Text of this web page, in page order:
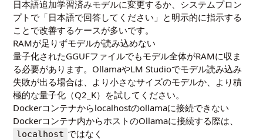
日本語追加学習済みモデルに変更するか、システムプロン
プトで「日本語で回答してください」と明示的に指示する
ことで改善するケースが多いです。
RAMが足りずモデルが読み込めない
量子化されたGGUFファイルでもモデル全体がRAMに収ま
る必要があります。OllamaやLM Studioでモデル読み込み
失敗が出る場合は、より小さなサイズのモデルか、より積
極的な量子化（Q2_K）を試してください。
Dockerコンテナからlocalhostのollamaに接続できない
Dockerコンテナ内からホストのOllamaに接続する際は、
localhost ではなく